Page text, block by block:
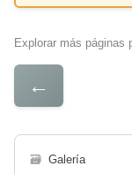
Explorar más páginas
←
🗃 Galería